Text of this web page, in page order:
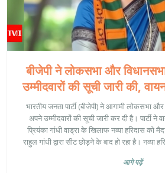
बीजेपी ने लोकसभा और
उम्मीदवारों की सूची जारी की,
वाड्रा के खिलाफ नव्या
भारतीय जनता पार्टी (बीजेपी) ने आगामी लोकसभा
अपने उम्मीदवारों की सूची जारी कर दी है। पार्टी
प्रियंका गांधी वाड्रा के खिलाफ नव्या हरिदास को
राहुल गांधी द्वारा सीट छोड़ने के बाद हो रहा है। नव्या
गांधी का चुनावी पदार्पण है।
आगे पढ़ें